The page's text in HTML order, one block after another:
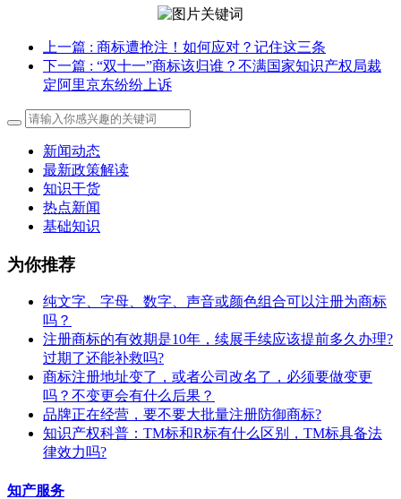
上一篇 : 商标遭抢注！如何应对？记住这三条
下一篇 : “双十一”商标该归谁？不满国家知识产权局裁
定阿里京东纷纷上诉
新闻动态
最新政策解读
知识干货
热点新闻
基础知识
为你推荐
纯文字、字母、数字、声音或颜色组合可以注册为商标
吗？
注册商标的有效期是10年，续展手续应该提前多久办理?
过期了还能补救吗?
商标注册地址变了，或者公司改名了，必须要做变更
吗？不变更会有什么后果？
​品牌正在经营，要不要大批量注册防御商标?
知识产权科普：TM标和R标有什么区别，TM标具备法
律效力吗?
知产服务